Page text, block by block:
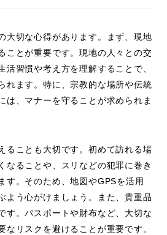
大切な心得があります。まず、現地
ことが重要です。現地の人々との交
活習慣や考え方を理解することで、
れます。特に、宗教的な場所や伝統
は、マナーを守ることが求められま
ることも大切です。初めて訪れる場
なることや、スリなどの犯罪に巻き
す。そのため、地図やGPSを活用
よう心がけましょう。また、貴重品
す。パスポートや財布など、大切な
なリスクを避けることが重要です。